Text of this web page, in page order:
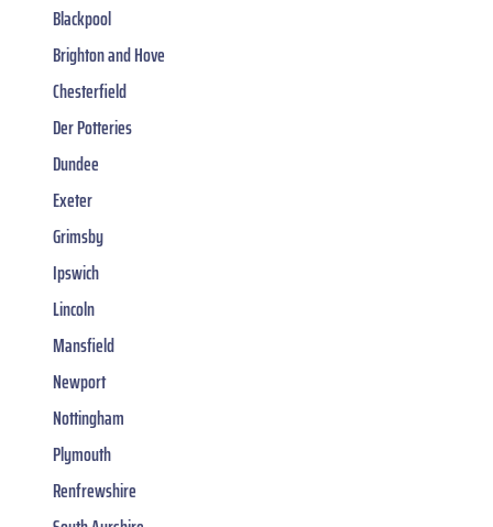
Blackpool
Brighton and Hove
Chesterfield
Der Potteries
Dundee
Exeter
Grimsby
Ipswich
Lincoln
Mansfield
Newport
Nottingham
Plymouth
Renfrewshire